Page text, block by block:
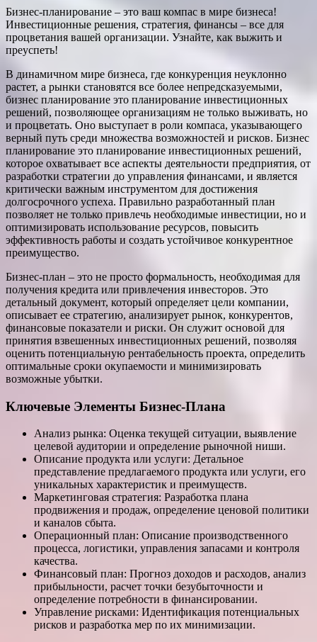
Бизнес-планирование – это ваш компас в мире бизнеса!
Инвестиционные решения, стратегия, финансы – все для
процветания вашей организации. Узнайте, как выжить и
преуспеть!
В динамичном мире бизнеса, где конкуренция неуклонно
растет, а рынки становятся все более непредсказуемыми,
бизнес планирование это планирование инвестиционных
решений, позволяющее организациям не только выживать, но
и процветать. Оно выступает в роли компаса, указывающего
верный путь среди множества возможностей и рисков. Бизнес
планирование это планирование инвестиционных решений,
которое охватывает все аспекты деятельности предприятия, от
разработки стратегии до управления финансами, и является
критически важным инструментом для достижения
долгосрочного успеха. Правильно разработанный план
позволяет не только привлечь необходимые инвестиции, но и
оптимизировать использование ресурсов, повысить
эффективность работы и создать устойчивое конкурентное
преимущество.
Бизнес-план – это не просто формальность, необходимая для
получения кредита или привлечения инвесторов. Это
детальный документ, который определяет цели компании,
описывает ее стратегию, анализирует рынок, конкурентов,
финансовые показатели и риски. Он служит основой для
принятия взвешенных инвестиционных решений, позволяя
оценить потенциальную рентабельность проекта, определить
оптимальные сроки окупаемости и минимизировать
возможные убытки.
Ключевые Элементы Бизнес-Плана
Анализ рынка: Оценка текущей ситуации, выявление
целевой аудитории и определение рыночной ниши.
Описание продукта или услуги: Детальное
представление предлагаемого продукта или услуги, его
уникальных характеристик и преимуществ.
Маркетинговая стратегия: Разработка плана
продвижения и продаж, определение ценовой политики
и каналов сбыта.
Операционный план: Описание производственного
процесса, логистики, управления запасами и контроля
качества.
Финансовый план: Прогноз доходов и расходов, анализ
прибыльности, расчет точки безубыточности и
определение потребности в финансировании.
Управление рисками: Идентификация потенциальных
рисков и разработка мер по их минимизации.